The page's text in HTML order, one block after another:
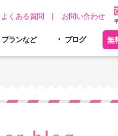
お問い合わせ
よくある質問
プランなど ブログ 無